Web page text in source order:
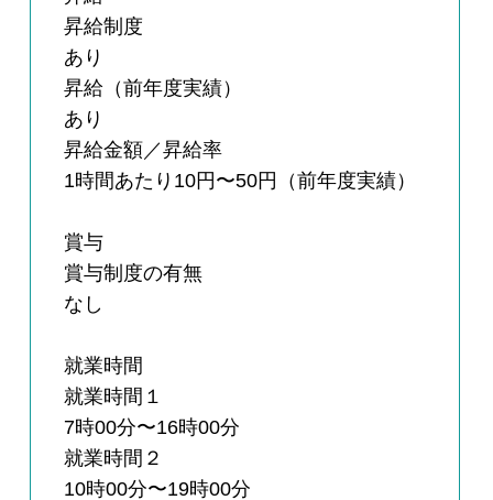
昇給制度
あり
昇給（前年度実績）
あり
昇給金額／昇給率
1時間あたり10円〜50円（前年度実績）
賞与
賞与制度の有無
なし
就業時間
就業時間１
7時00分〜16時00分
就業時間２
10時00分〜19時00分